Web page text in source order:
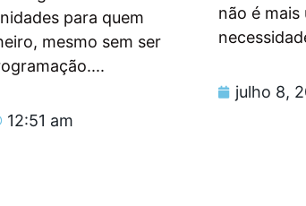
para quem
mesmo sem ser
12:51 am
não é mais
julho 8,